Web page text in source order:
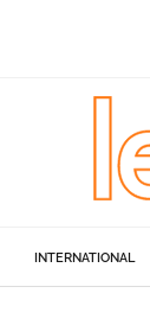
INTERNATIONAL